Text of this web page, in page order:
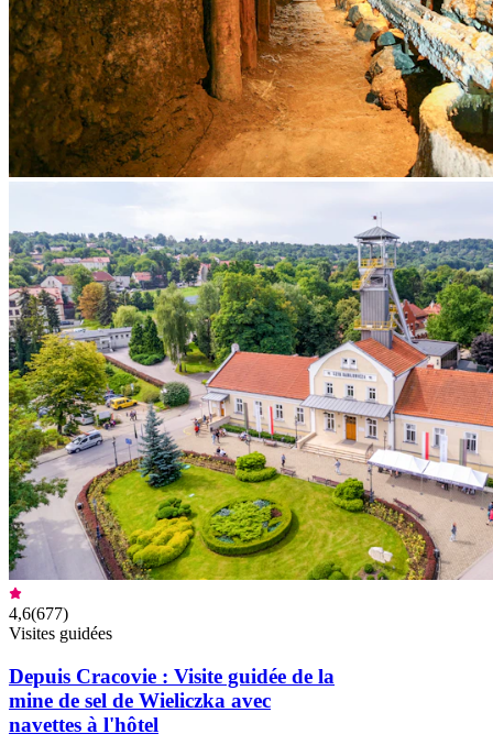
4,6(677)
Visites guidées
Depuis Cracovie : Visite guidée de la
mine de sel de Wieliczka avec
navettes à l'hôtel